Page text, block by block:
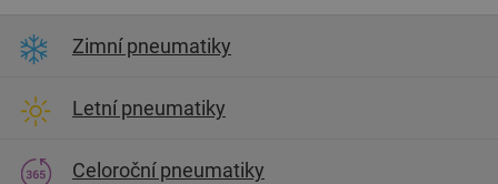
Zimní pneumatiky
Letní pneumatiky
Celoroční pneumatiky